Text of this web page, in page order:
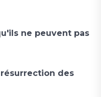
ne peuvent pas
des